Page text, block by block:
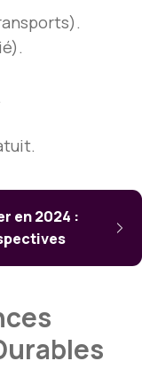
en 2024 :